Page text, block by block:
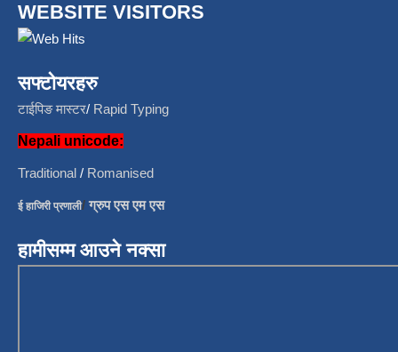
WEBSITE VISITORS
सफ्टोयरहरु
टाईपिङ मास्टर/ Rapid Typing
Nepali unicode:
Traditional / Romanised
ई हाजिरी प्रणाली/ग्रुप एस एम एस
हामीसम्म आउने नक्सा